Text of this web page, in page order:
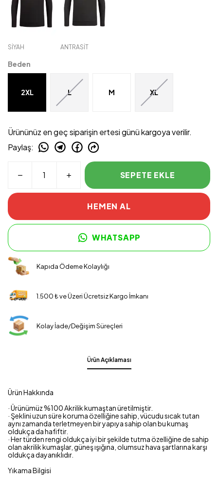
SİYAH ANTRASİT
Beden
2XL L M XL
Ürününüz en geç siparişin ertesi günü kargoya verilir.
Paylaş:
SEPETE EKLE
HEMEN AL
WHATSAPP
Kapıda Ödeme Kolaylığı
1.500 ₺ ve Üzeri Ücretsiz Kargo İmkanı
Kolay İade/Değişim Süreçleri
Ürün Açıklaması
Ürün Hakkında
· Ürünümüz %100 Akrilik kumaştan üretilmiştir.
· Şeklini uzun süre koruma özelliğine sahip, vücudu sıcak tutan
aynı zamanda terletmeyen bir yapıya sahip olan bu kumaş
oldukça da hafiftir.
· Her türden rengi oldukça iyi bir şekilde tutma özelliğine de sahip
olan akrilik kumaşlar, güneş ışığına, olumsuz hava şartlarına karşı
oldukça dayanıklıdır.
Yıkama Bilgisi